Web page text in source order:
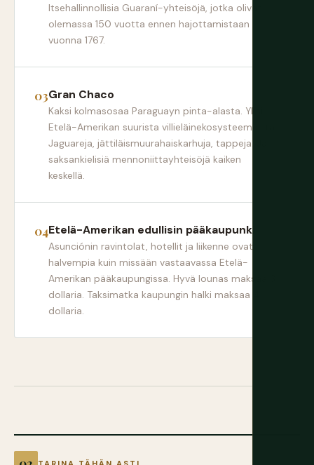
Itsehallinnollisia Guaraní-yhteisöjä, jotka olivat
olemassa 150 vuotta ennen hajottamistaan
vuonna 1767.
Gran Chaco
Kaksi kolmasosaa Paraguayn pinta-alasta. Yksi
Etelä-Amerikan suurista villieläinekosysteemeistä.
Jaguareja, jättiläismuurahaiskarhuja, tappeja. Ja
saksankielisiä mennoniittayhteisöjä kaiken
keskellä.
Etelä-Amerikan edullisin pääkaupunki
Asunciónin ravintolat, hotellit ja liikenne ovat
halvempia kuin missään vastaavassa Etelä-
Amerikan pääkaupungissa. Hyvä lounas maksaa 3
dollaria. Taksimatka kaupungin halki maksaa 4
dollaria.